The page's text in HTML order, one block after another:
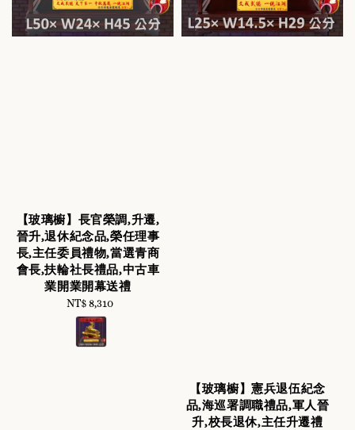
【玻璃櫥】長官榮調,升遷,
晉升,退休紀念品,榮任理事
長,主任委員禮物,當選青商
會長,扶輪社長禮品,中古車
業開業開幕送禮
Regular
price
NT$ 8,310
【玻璃櫥】憲兵退伍紀念
品,海巡署調職禮品,軍人晉
升,校長退休,主任升遷禮